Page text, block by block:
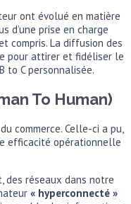
ont évolué en matière
d’une prise en charge
compris. La diffusion des
pour attirer et fidéliser le
to C personnalisée.
To Human)
commerce. Celle-ci a pu,
efficacité opérationnelle
des réseaux dans notre
« hyperconnecté »